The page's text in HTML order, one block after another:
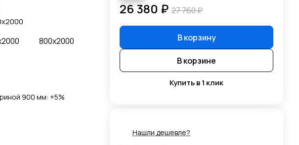
800x2000
900 мм: +5%
26 380 ₽ 27 760 ₽
В корзину
В корзине
Купить в 1 клик
Нашли дешевле?